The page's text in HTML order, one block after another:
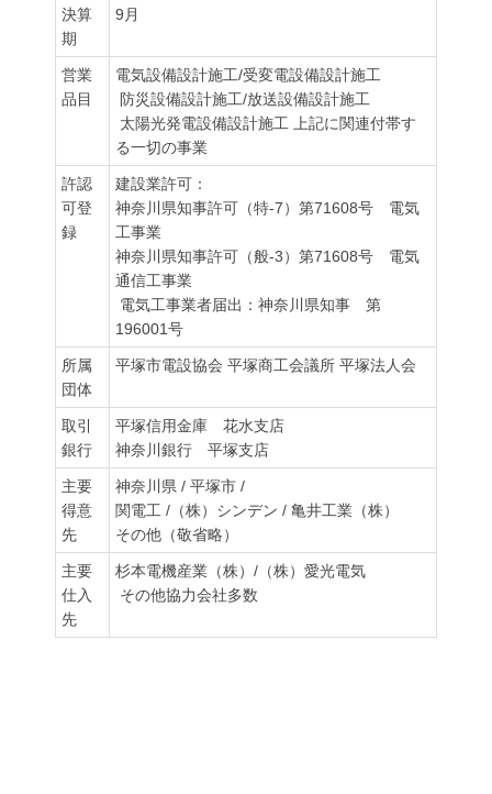
決算
期
9月
営業
品目
電気設備設計施工/受変電設備設計施工
防災設備設計施工/放送設備設計施工
太陽光発電設備設計施工 上記に関連付帯す
る一切の事業
許認
可登
録
建設業許可：
神奈川県知事許可（特-7）第71608号 電気
工事業
神奈川県知事許可（般-3）第71608号 電気
通信工事業
電気工事業者届出：神奈川県知事 第
196001号
所属
団体
平塚市電設協会 平塚商工会議所 平塚法人会
取引
銀行
平塚信用金庫 花水支店
神奈川銀行 平塚支店
主要
得意
先
神奈川県 / 平塚市 /
関電工 /（株）シンデン / 亀井工業（株）
その他（敬省略）
主要
仕入
先
杉本電機産業（株）/（株）愛光電気
その他協力会社多数